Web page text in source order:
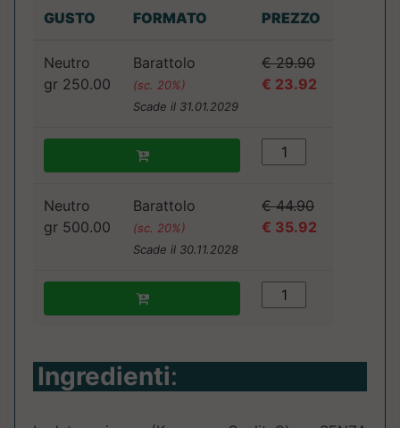
GUSTO FORMATO PREZZO
Neutro
gr 250.00
Barattolo
(sc. 20%)
Scade il 31.01.2029
€ 29.90
€ 23.92
Neutro
gr 500.00
Barattolo
(sc. 20%)
Scade il 30.11.2028
€ 44.90
€ 35.92
Ingredienti: